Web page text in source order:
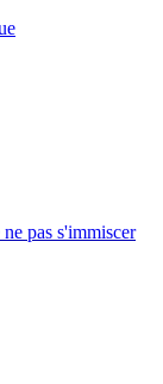
pas s'immiscer